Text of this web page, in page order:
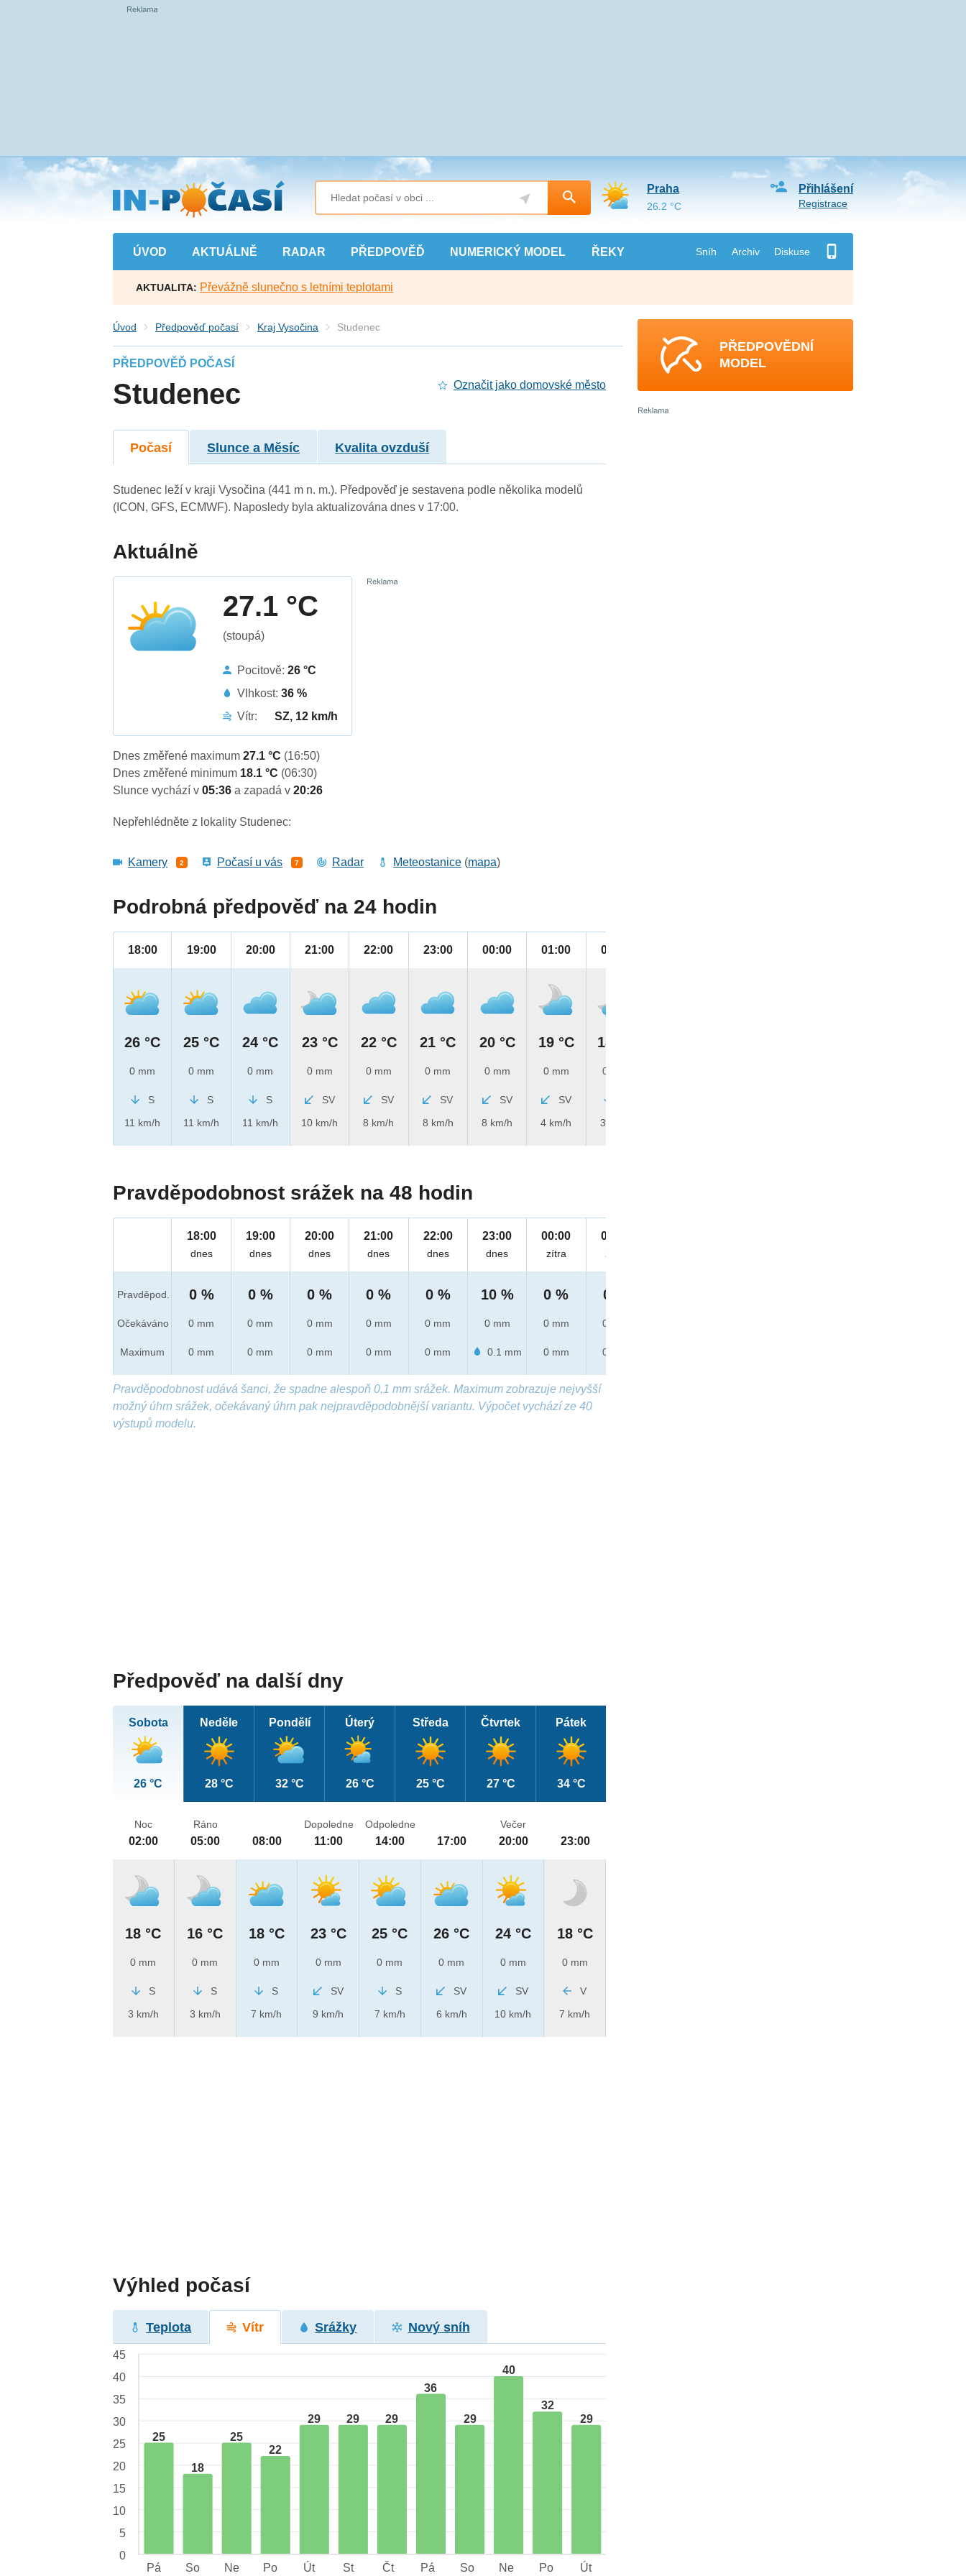
Přejít
na
hlavní
obsah
ÚVOD AKTUÁLNĚ RADAR PŘEDPOVĚĎ NUMERICKÝ MODEL ŘEKY Sníh Archiv Diskuse
Přihlášení
Registrace
Praha
26.2 °C
AKTUALITA: Převážně slunečno s letními teplotami
Úvod Předpověď počasí Kraj Vysočina Studenec
PŘEDPOVĚĎ POČASÍ
Studenec Označit jako domovské město
Počasí Slunce a Měsíc Kvalita ovzduší
Studenec leží v kraji Vysočina (441 m n. m.). Předpověď je sestavena podle několika modelů
(ICON, GFS, ECMWF). Naposledy byla aktualizována dnes v 17:00.
Aktuálně
27.1 °C
(stoupá)
Pocitově:26 °C
Vlhkost:36 %
Vítr:
SZ, 12 km/h
Dnes změřené maximum27.1 °C (16:50)
Dnes změřené minimum 18.1 °C (06:30)
Slunce vychází v05:36a zapadá v20:26
Nepřehlédněte z lokality Studenec:
Kamery 2 Počasí u vás 7 Radar Meteostanice (mapa)
Podrobná předpověď na 24 hodin
18:00
26 °C
0 mm
S
11 km/h
19:00
25 °C
0 mm
S
11 km/h
20:00
24 °C
0 mm
S
11 km/h
21:00
23 °C
0 mm
SV
10 km/h
22:00
22 °C
0 mm
SV
8 km/h
23:00
21 °C
0 mm
SV
8 km/h
00:00
20 °C
0 mm
SV
8 km/h
01:00
19 °C
0 mm
SV
4 km/h
02:00
18 °C
0 mm
3 km/h
Pravděpodobnost srážek na 48 hodin
Pravděpod.
Očekáváno
Maximum
18:00
dnes
0 %
0 mm
0 mm
19:00
dnes
0 %
0 mm
0 mm
20:00
dnes
0 %
0 mm
0 mm
21:00
dnes
0 %
0 mm
0 mm
22:00
dnes
0 %
0 mm
0 mm
23:00
dnes
10 %
0 mm
0.1 mm
00:00
zítra
0 %
0 mm
0 mm
01:00
zítra
0 %
0 mm
0 mm
Pravděpodobnost udává šanci, že spadne alespoň 0,1 mm srážek. Maximum zobrazuje nejvyšší
možný úhrn srážek, očekávaný úhrn pak nejpravděpodobnější variantu. Výpočet vychází ze 40
výstupů modelu.
Předpověď na další dny
Sobota
26 °C
Neděle
28 °C
Pondělí
32 °C
Úterý
26 °C
Středa
25 °C
Čtvrtek
27 °C
Pátek
34 °C
Noc
02:00
18 °C
0 mm
S
3 km/h
Ráno
05:00
16 °C
0 mm
S
3 km/h
08:00
18 °C
0 mm
S
7 km/h
Dopoledne
11:00
23 °C
0 mm
SV
9 km/h
Odpoledne
14:00
25 °C
0 mm
S
7 km/h
17:00
26 °C
0 mm
SV
6 km/h
Večer
20:00
24 °C
0 mm
SV
10 km/h
23:00
18 °C
0 mm
V
7 km/h
Výhled počasí
Teplota Vítr Srážky Nový sníh
25
18
25
22
29 29 29
36
29
40
32
29
45
40
35
30
25
20
15
10
5
0
Pá
So Ne Po Út St Čt Pá So Ne Po Út
PŘEDPOVĚDNÍ
MODEL